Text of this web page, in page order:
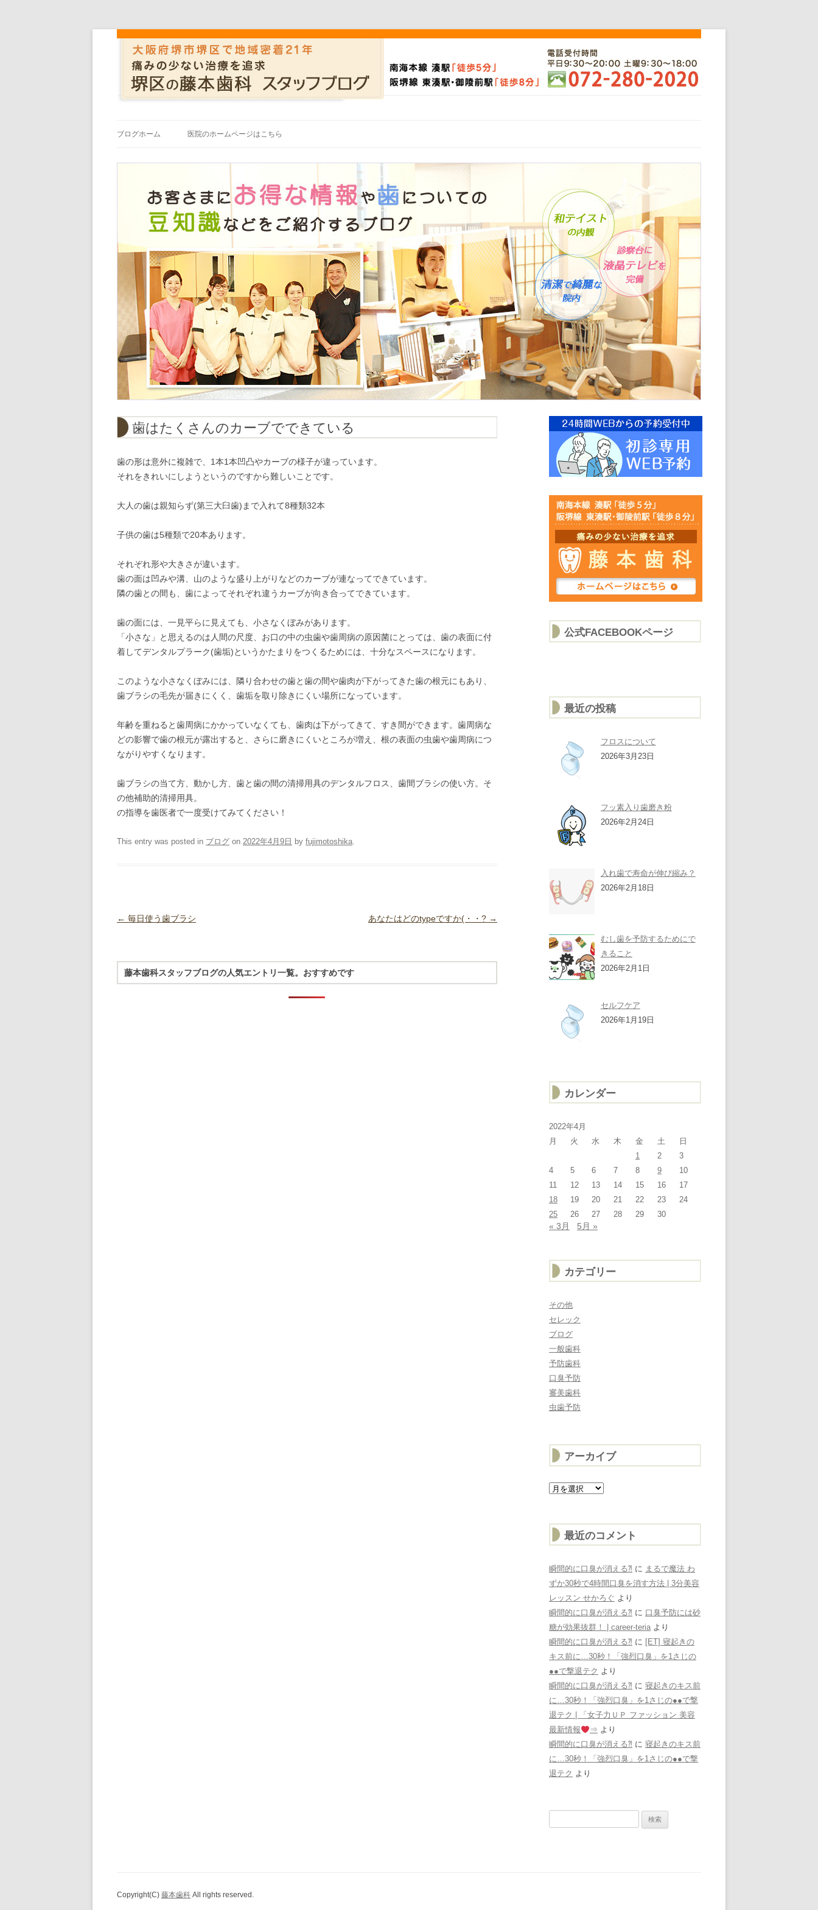
ブログホーム 医院のホームページはこちら
歯はたくさんのカーブでできている
歯の形は意外に複雑で、1本1本凹凸やカーブの様子が違っています。
それをきれいにしようというのですから難しいことです。
大人の歯は親知らず(第三大臼歯)まで入れて8種類32本
子供の歯は5種類で20本あります。
それぞれ形や大きさが違います。
歯の面は凹みや溝、山のような盛り上がりなどのカーブが連なってできています。
隣の歯との間も、歯によってそれぞれ違うカーブが向き合ってできています。
歯の面には、一見平らに見えても、小さなくぼみがあります。
「小さな」と思えるのは人間の尺度、お口の中の虫歯や歯周病の原因菌にとっては、歯の表面に付
着してデンタルプラーク(歯垢)というかたまりをつくるためには、十分なスペースになります。
このような小さなくぼみには、隣り合わせの歯と歯の間や歯肉が下がってきた歯の根元にもあり、
歯ブラシの毛先が届きにくく、歯垢を取り除きにくい場所になっています。
年齢を重ねると歯周病にかかっていなくても、歯肉は下がってきて、すき間ができます。歯周病な
どの影響で歯の根元が露出すると、さらに磨きにくいところが増え、根の表面の虫歯や歯周病につ
ながりやすくなります。
歯ブラシの当て方、動かし方、歯と歯の間の清掃用具のデンタルフロス、歯間ブラシの使い方。そ
の他補助的清掃用具。
の指導を歯医者で一度受けてみてください！
This entry was posted in ブログ on 2022年4月9日 by fujimotoshika.
Post navigation
← 毎日使う歯ブラシ あなたはどのtypeですか(・・? →
藤本歯科スタッフブログの人気エントリ一覧。おすすめです
公式FACEBOOKページ
最近の投稿
フロスについて
2026年3月23日
フッ素入り歯磨き粉
2026年2月24日
入れ歯で寿命が伸び縮み？
2026年2月18日
むし歯を予防するためにで
きること
2026年2月1日
セルフケア
2026年1月19日
カレンダー
2022年4月
月
火 水 木 金 土
日
1
2
3
4
5 6 7 8 9
10
11
12 13 14 15 16
17
18
19 20 21 22 23
24
25
26 27 28 29 30
« 3月 5月 »
カテゴリー
その他
セレック
ブログ
一般歯科
予防歯科
口臭予防
審美歯科
虫歯予防
アーカイブ
ア
ー
最近のコメント
瞬間的に口臭が消える⁈ に まるで魔法 わ
ずか30秒で4時間口臭を消す方法 | 3分美容
レッスン せかろぐ より
瞬間的に口臭が消える⁈ に 口臭予防には砂
糖が効果抜群！ | career-teria より
瞬間的に口臭が消える⁈ に [ET] 寝起きの
キス前に…30秒！「強烈口臭」を1さじの
●●で撃退テク より
瞬間的に口臭が消える⁈ に 寝起きのキス前
に…30秒！「強烈口臭」を1さじの●●で撃
退テク | 「女子力ＵＰ ファッション 美容
最新情報
⇒ より
瞬間的に口臭が消える⁈ に 寝起きのキス前
に…30秒！「強烈口臭」を1さじの●●で撃
退テク より
Copyright(C) 藤本歯科 All rights reserved.